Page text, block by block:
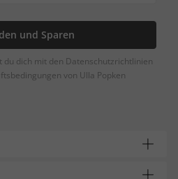
und Sparen
dich mit den Datenschutzrichtlinien
von Ulla Popken